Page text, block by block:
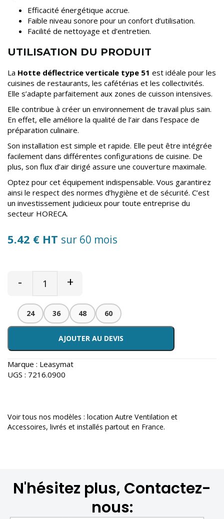
Efficacité énergétique accrue.
Faible niveau sonore pour un confort d’utilisation.
Facilité de nettoyage et d’entretien.
UTILISATION DU PRODUIT
La Hotte déflectrice verticale type 51 est idéale pour les
cuisines de restaurants, les cafétérias et les collectivités.
Elle s’adapte parfaitement aux zones de cuisson intensives.
Elle contribue à créer un environnement de travail plus sain.
En effet, elle améliore la qualité de l’air dans l’espace de
préparation culinaire.
Son installation est simple et rapide. Elle peut être intégrée
facilement dans différentes configurations de cuisine. De
plus, son flux d’air dirigé assure une couverture maximale.
Optez pour cet équipement indispensable. Vous garantirez
ainsi le respect des normes d’hygiène et de sécurité. C’est
un investissement judicieux pour toute entreprise du
secteur HORECA.
5.42 € HT sur 60 mois
- +
24 36 48 60
AJOUTER AU DEVIS
Marque : Leasymat
UGS : 7216.0900
Voir tous nos modèles : location Autre Ventilation et
Accessoires, livrés et installés partout en France.
N'hésitez plus, Contactez-
nous: